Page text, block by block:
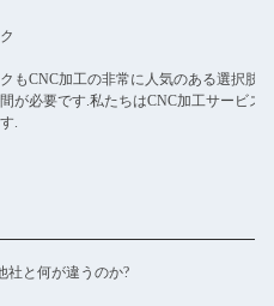
もCNC加工の非常に人気のある選択肢
が必要です.私たちはCNC加工サービス
.
社と何が違うのか?